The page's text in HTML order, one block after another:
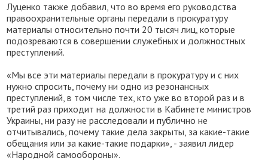
Луценко также добавил, что во время его руководства
правоохранительные органы передали в прокуратуру
материалы относительно почти 20 тысяч лиц, которые
подозреваются в совершении служебных и должностных
преступлений.
«Мы все эти материалы передали в прокуратуру и с них
нужно спросить, почему ни одно из резонансных
преступлений, в том числе тех, кто уже во второй раз и в
третий раз приходит на должности в Кабинете министров
Украины, ни разу не расследовали и публично не
отчитывались, почему такие дела закрыты, за какие-такие
обещания или за какие-такие подарки», - заявил лидер
«Народной самообороны».